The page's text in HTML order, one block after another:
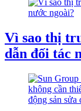
Vì sao thị
dẫn đối tác